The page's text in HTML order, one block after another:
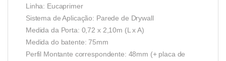
Linha: Eucaprimer
Sistema de Aplicação: Parede de Drywall
Medida da Porta: 0,72 x 2,10m (L x A)
Medida do batente: 75mm
Perfil Montante correspondente: 48mm (+ placa de